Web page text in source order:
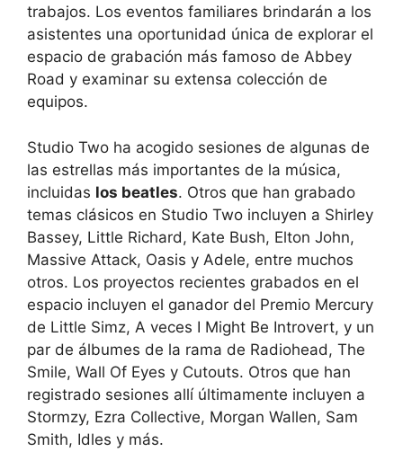
trabajos. Los eventos familiares brindarán a los
asistentes una oportunidad única de explorar el
espacio de grabación más famoso de Abbey
Road y examinar su extensa colección de
equipos.
Studio Two ha acogido sesiones de algunas de
las estrellas más importantes de la música,
incluidas los beatles. Otros que han grabado
temas clásicos en Studio Two incluyen a Shirley
Bassey, Little Richard, Kate Bush, Elton John,
Massive Attack, Oasis y Adele, entre muchos
otros. Los proyectos recientes grabados en el
espacio incluyen el ganador del Premio Mercury
de Little Simz, A veces I Might Be Introvert, y un
par de álbumes de la rama de Radiohead, The
Smile, Wall Of Eyes y Cutouts. Otros que han
registrado sesiones allí últimamente incluyen a
Stormzy, Ezra Collective, Morgan Wallen, Sam
Smith, Idles y más.